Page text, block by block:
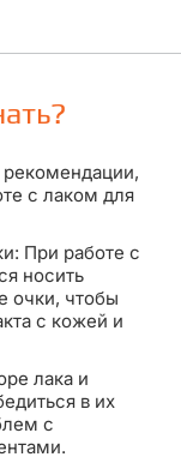
с лаком для
При работе с
носить
очки, чтобы
с кожей и
лака и
в их
с